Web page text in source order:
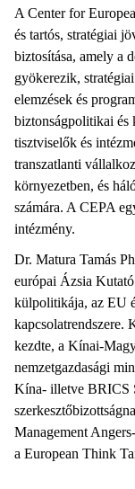
A Center for
és tartós, stratégiai
biztosítása, amely a
gyökerezik,
elemzések és
biztonságpolitikai
tisztviselők és
transzatlanti
környezetben, és
számára. A CEPA
intézmény.
Dr. Matura Tamás
európai Ázsia
külpolitikája, az EU
kapcsolatrendszere.
kezdte, a Kínai-
nemzetgazdasági
Kína- illetve BRICS
Management
a European Think